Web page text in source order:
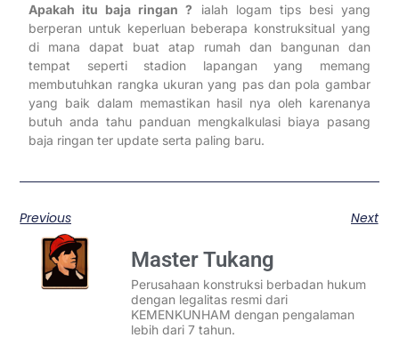
Apakah itu baja ringan ? ialah logam tips besi yang
berperan untuk keperluan beberapa konstruksitual yang
di mana dapat buat atap rumah dan bangunan dan
tempat seperti stadion lapangan yang memang
membutuhkan rangka ukuran yang pas dan pola gambar
yang baik dalam memastikan hasil nya oleh karenanya
butuh anda tahu panduan mengkalkulasi biaya pasang
baja ringan ter update serta paling baru.
Previous Next
Master Tukang
Perusahaan konstruksi berbadan hukum
dengan legalitas resmi dari
KEMENKUNHAM dengan pengalaman
lebih dari 7 tahun.